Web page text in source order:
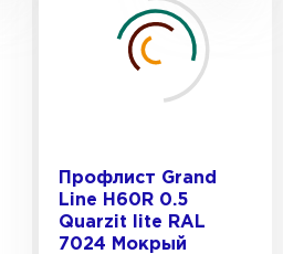
Профлист Grand
Line H60R 0.5
Quarzit lite RAL
7024 Мокрый